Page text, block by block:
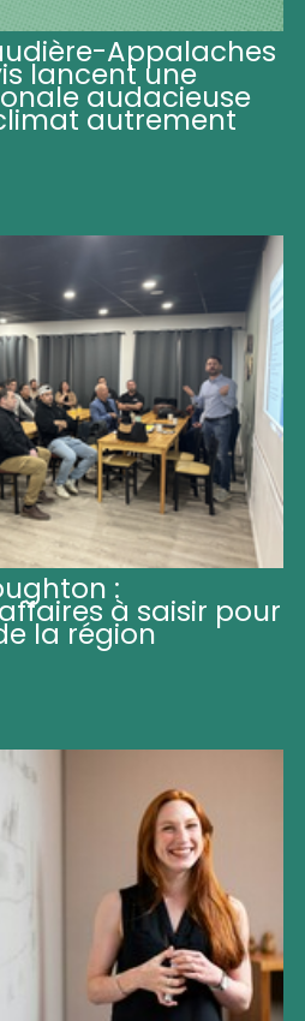
Appalaches
lancent une
audacieuse
autrement
:
à saisir pour
la région